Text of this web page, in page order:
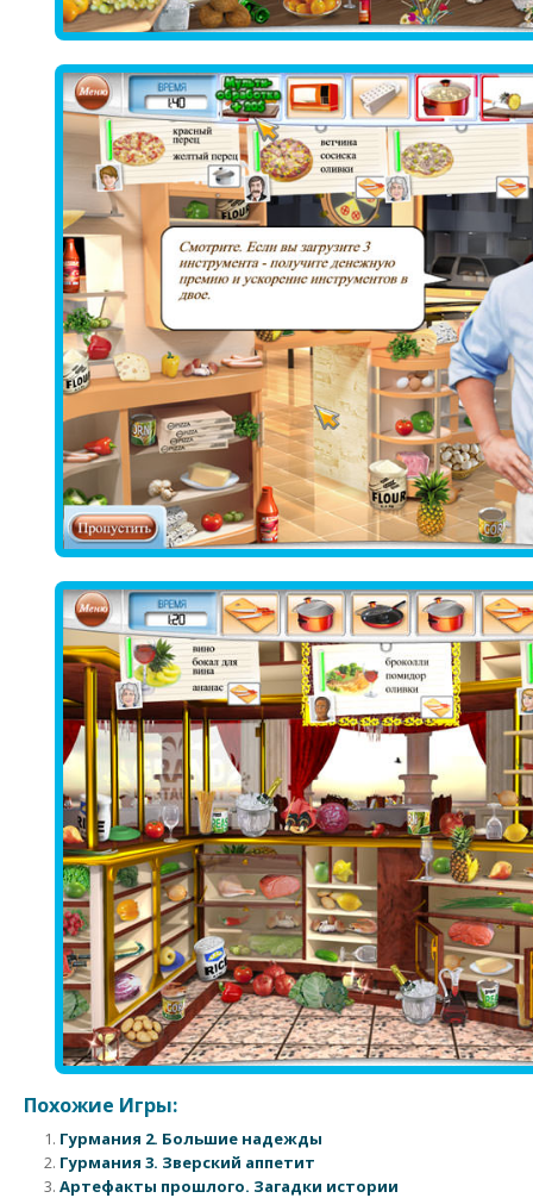
Похожие Игры:
Гурмания 2. Большие надежды
Гурмания 3. Зверский аппетит
Артефакты прошлого. Загадки истории